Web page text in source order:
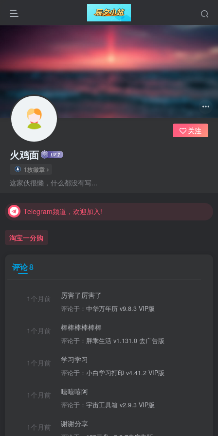
火鸡面
1枚徽章
这家伙很懒，什么都没有写...
关注
Telegram频道，欢迎加入!
Telegram频道，欢迎加入!
淘宝一分购
评论8
1个月前 厉害了厉害了
评论于： 中华万年历 v9.8.3 VIP版
1个月前 棒棒棒棒棒棒
评论于： 胖乖生活 v1.131.0 去广告版
1个月前 学习学习
评论于： 小白学习打印 v4.41.2 VIP版
1个月前 嘻嘻嘻阿
评论于： 宇宙工具箱 v2.9.3 VIP版
1个月前 谢谢分享